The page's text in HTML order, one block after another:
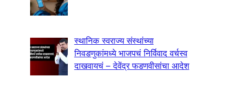
स्थानिक स्वराज्य संस्थांच्या
निवडणुकांमध्ये भाजपचं निर्विवाद वर्चस्व
दाखवायचं – देवेंद्र फडणवीसांचा आदेश